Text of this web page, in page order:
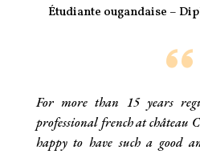
Étudiante ougandaise –
For more than 15 years
professional french at château
happy to have such a good